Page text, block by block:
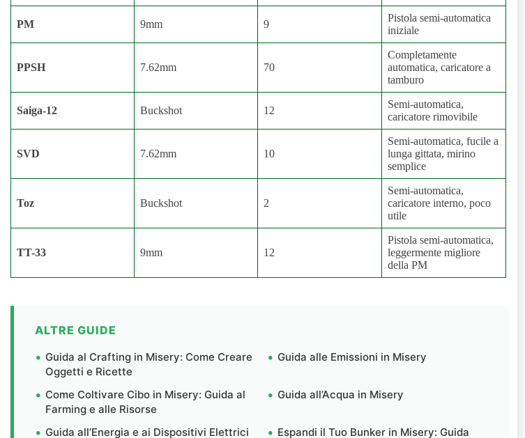
PM 9mm 9
Pistola semi-automatica
iniziale
PPSH 7.62mm 70
Completamente
automatica, caricatore a
tamburo
Saiga-12 Buckshot 12
Semi-automatica,
caricatore rimovibile
SVD 7.62mm 10
Semi-automatica, fucile a
lunga gittata, mirino
semplice
Toz Buckshot 2
Semi-automatica,
caricatore interno, poco
utile
TT-33 9mm 12
Pistola semi-automatica,
leggermente migliore
della PM
ALTRE GUIDE
Guida al Crafting in Misery: Come Creare
Oggetti e Ricette
Guida alle Emissioni in Misery
Come Coltivare Cibo in Misery: Guida al
Farming e alle Risorse
Guida all’Acqua in Misery
Guida all’Energia e ai Dispositivi Elettrici Espandi il Tuo Bunker in Misery: Guida